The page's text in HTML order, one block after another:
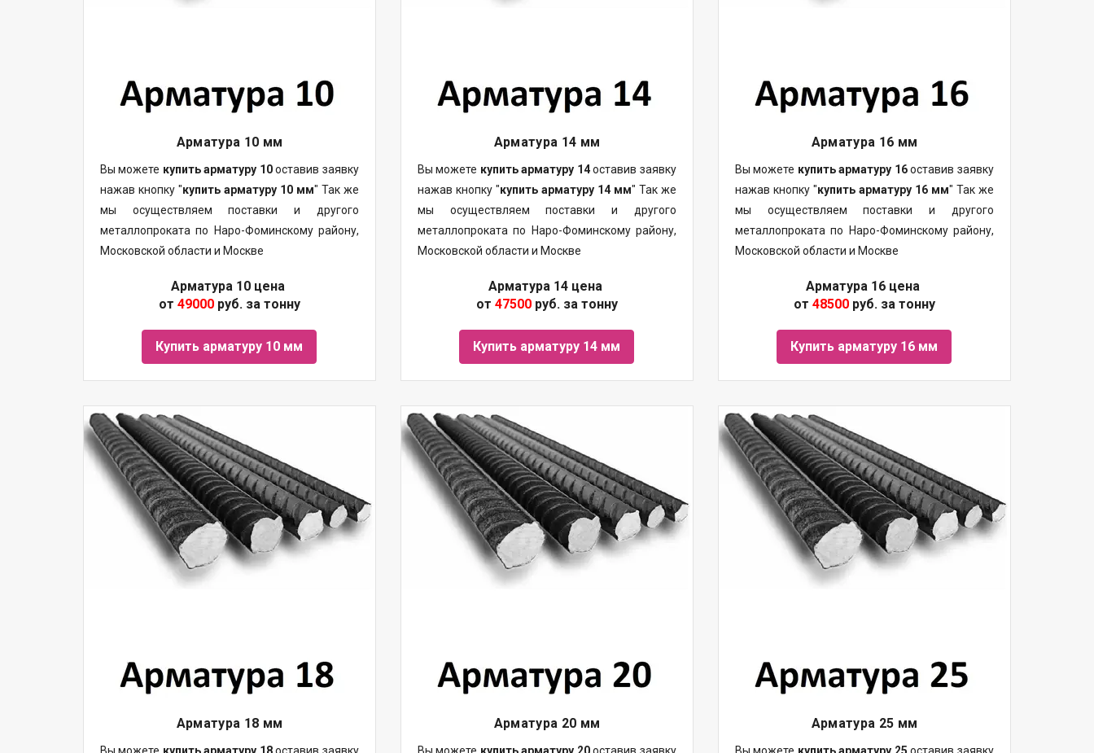
Арматура 10 мм
Вы можете купить арматуру 10оставив заявку
нажав кнопку "купить арматуру 10 мм" Так же
мы осуществляем поставки и другого
металлопроката по Наро-Фоминскому району,
Московской области и Москве
Арматура 10 цена
от 49000руб. за тонну
Купить арматуру 10 мм
Арматура 14 мм
Вы можете купить арматуру 14оставив заявку
нажав кнопку "купить арматуру 14 мм" Так же
мы осуществляем поставки и другого
металлопроката по Наро-Фоминскому району,
Московской области и Москве
Арматура 14 цена
от 47500руб. за тонну
Купить арматуру 14 мм
Арматура 16 мм
Вы можете купить арматуру 16оставив заявку
нажав кнопку "купить арматуру 16 мм" Так же
мы осуществляем поставки и другого
металлопроката по Наро-Фоминскому району,
Московской области и Москве
Арматура 16 цена
от 48500руб. за тонну
Купить арматуру 16 мм
Арматура 18 мм Арматура 20 мм Арматура 25 мм